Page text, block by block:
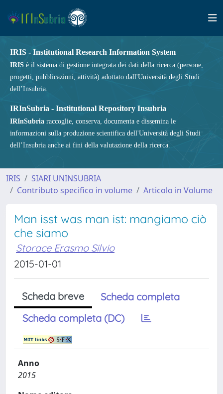
IRIS - Institutional Research Information System
IRIS è il sistema di gestione integrata dei dati della ricerca (persone,
progetti, pubblicazioni, attività) adottato dall'Università degli Studi
dell’Insubria.
IRInSubria - Institutional Repository Insubria
IRInSubria raccoglie, conserva, documenta e dissemina le
informazioni sulla produzione scientifica dell'Università degli Studi
dell’Insubria anche ai fini della valutazione della ricerca.
IRIS
SIARI UNINSUBRIA
Contributo specifico in volume
Articolo in Volume
Man isst was man ist: mangiamo ciò
che siamo
Storace Erasmo Silvio
2015-01-01
Scheda breve
Scheda completa
Scheda completa (DC)
Anno
2015